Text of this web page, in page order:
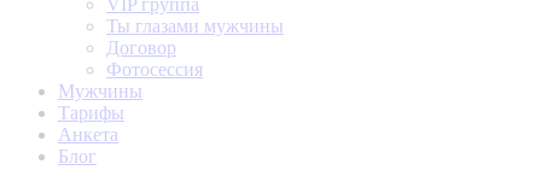
VIP группа
Ты глазами мужчины
Договор
Фотосессия
Мужчины
Тарифы
Анкета
Блог